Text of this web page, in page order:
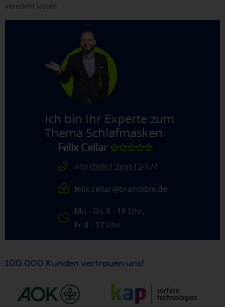
veredeln lassen.
Ich bin Ihr Experte zum
Thema Schlafmasken
Felix Cellar✩✩✩✩✩
+49 (0)351 265512-174
felix.cellar@brandible.de
Mo - Do 8 - 18 Uhr,
Fr 8 - 17 Uhr
100.000 Kunden vertrauen uns!